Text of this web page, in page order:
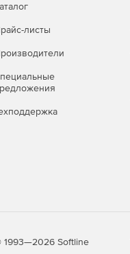
листы
1993—2026 Softline